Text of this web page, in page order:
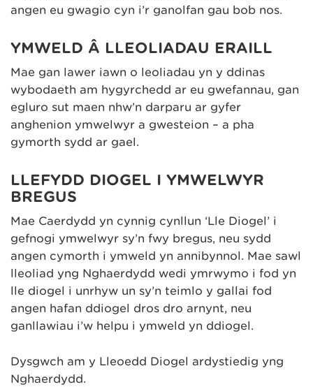
angen eu gwagio cyn i’r ganolfan gau bob nos.
YMWELD Â LLEOLIADAU ERAILL
Mae gan lawer iawn o leoliadau yn y ddinas
wybodaeth am hygyrchedd ar eu gwefannau, gan
egluro sut maen nhw’n darparu ar gyfer
anghenion ymwelwyr a gwesteion – a pha
gymorth sydd ar gael.
LLEFYDD DIOGEL I YMWELWYR
BREGUS
Mae Caerdydd yn cynnig cynllun ‘Lle Diogel’ i
gefnogi ymwelwyr sy’n fwy bregus, neu sydd
angen cymorth i ymweld yn annibynnol. Mae sawl
lleoliad yng Nghaerdydd wedi ymrwymo i fod yn
lle diogel i unrhyw un sy’n teimlo y gallai fod
angen hafan ddiogel dros dro arnynt, neu
ganllawiau i’w helpu i ymweld yn ddiogel.
Dysgwch am y Lleoedd Diogel ardystiedig yng
Nghaerdydd.